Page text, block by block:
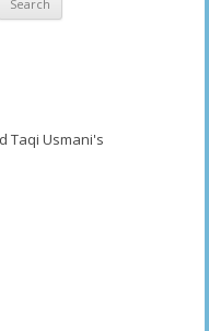
Taqi Usmani's